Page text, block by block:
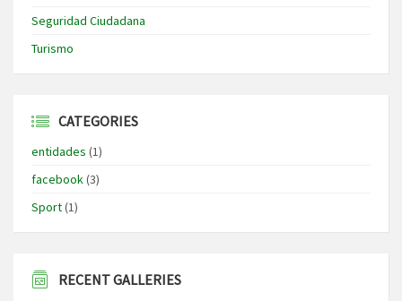
Seguridad Ciudadana
Turismo
CATEGORIES
entidades (1)
facebook(3)
Sport(1)
RECENT GALLERIES